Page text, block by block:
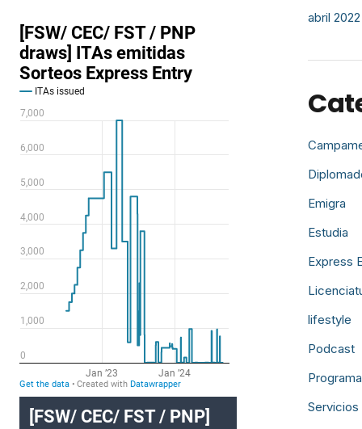
abril 2022
Emigra
Estudia
Express
lifestyle
Podcast
Servicios